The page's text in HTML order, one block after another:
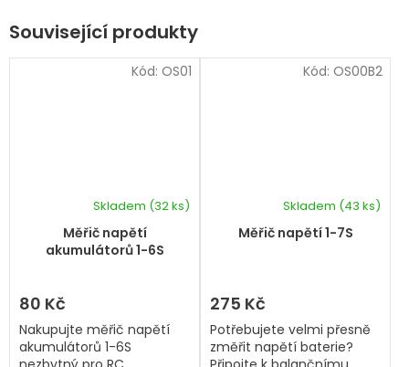
Související produkty
Měřič napětí
akumulátorů 1-6S
Skladem (32 ks)
80 Kč
Nakupujte měřič napětí
akumulátorů 1-6S
Kód: OS01
Měřič napětí 1-7S
Skladem (43 ks)
275 Kč
Potřebujete velmi přesně
změřit napětí baterie?
Kód: OS00B2